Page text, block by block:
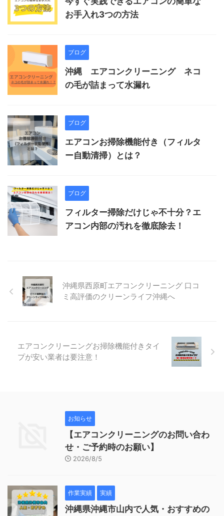
お手入れ3つの方法
ブログ
沖縄 エアコンクリーニング ネコ
の毛が詰まって水漏れ
ブログ
エアコンお掃除機能付き（フィルタ
ー自動清掃）とは？
ブログ
フィルター掃除だけじゃ不十分？エ
アコン内部の汚れを徹底除去！
沖縄県西原町エアコンクリーニング 口コ
ミ高評価のクリーンライフ沖縄へ
エアコンクリーニングお掃除機能付きタイ
プが安い業者は要注意！
お知らせ
【エアコンクリーニングのお問い合わ
せ・ご予約時のお願い】
2026/8/5
作業実績 実績
沖縄県沖縄市山内で人気・おすすめの